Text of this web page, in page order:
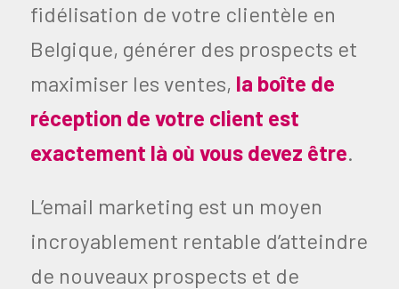
fidélisation de votre clientèle en
Belgique, générer des prospects et
maximiser les ventes, la boîte de
réception de votre client est
exactement là où vous devez être.
L’email marketing est un moyen
incroyablement rentable d’atteindre
de nouveaux prospects et de